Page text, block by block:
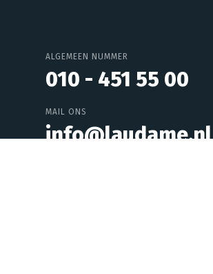
ALGEMEEN NUMMER
010 - 451 55 00
MAIL ONS
info@laudame.nl